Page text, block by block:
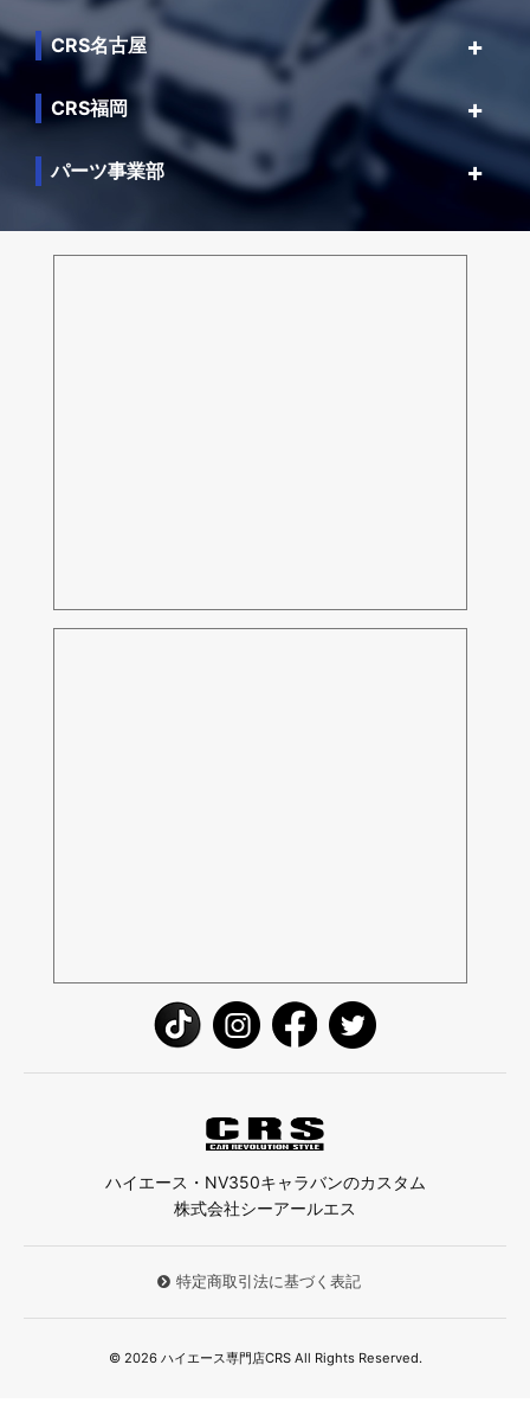
CRS名古屋
CRS福岡
パーツ事業部
ハイエース・NV350キャラバンのカスタム
株式会社シーアールエス
特定商取引法に基づく表記
© 2026 ハイエース専門店CRS All Rights Reserved.